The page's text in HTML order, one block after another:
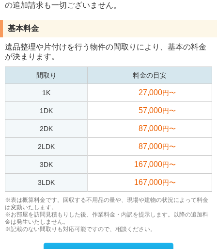
の追加請求も一切ございません。
基本料金
遺品整理や片付けを行う物件の間取りにより、基本の料金
が決まります。
間取り 料金の目安
1K 27,000円〜
1DK 57,000円〜
2DK 87,000円〜
2LDK 87,000円〜
3DK 167,000円〜
3LDK 167,000円〜
※表は概算料金です。回収する不用品の量や、現場や建物の状況によって料金
は変動いたします。
※お部屋を訪問見積もりした後、作業料金・内訳を提示します。以降の追加料
金は発生いたしません。
※記載のない間取りも対応可能ですので、相談ください。